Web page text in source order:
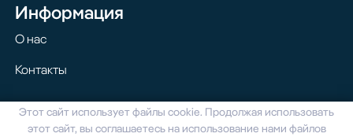
Информация
О нас
Контакты
© 2024 Homilton. Все права защищены
Этот сайт использует файлы cookie. Продолжая использовать
этот сайт, вы соглашаетесь на использование нами файлов